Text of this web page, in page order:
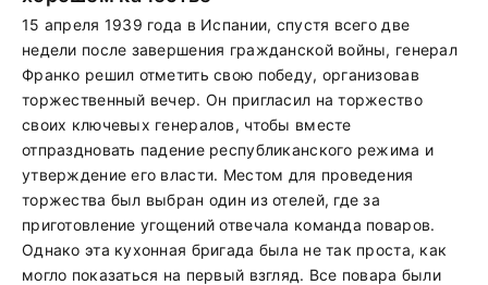
15 апреля 1939 года в Испании, спустя всего две
недели после завершения гражданской войны, генерал
Франко решил отметить свою победу, организовав
торжественный вечер. Он пригласил на торжество
своих ключевых генералов, чтобы вместе
отпраздновать падение республиканского режима и
утверждение его власти. Местом для проведения
торжества был выбран один из отелей, где за
приготовление угощений отвечала команда поваров.
Однако эта кухонная бригада была не так проста, как
могло показаться на первый взгляд. Все повара были